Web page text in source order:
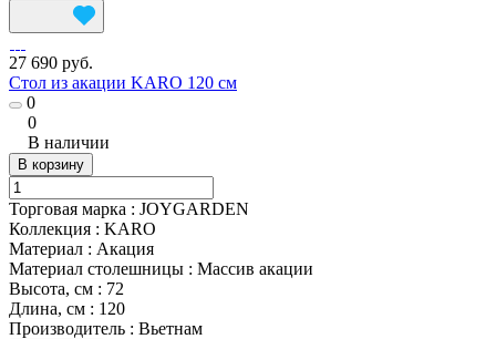
27 690 руб.
Стол из акации KARO 120 см
0
0
В наличии
В корзину
Торговая марка : JOYGARDEN
Коллекция : KARO
Материал : Акация
Материал столешницы : Массив акации
Высота, см : 72
Длина, см : 120
Производитель : Вьетнам